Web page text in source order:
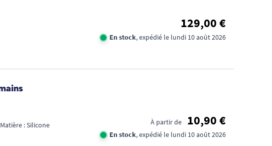
129,00 €
En stock, expédié le lundi 10 août 2026
Matière : Silicone À partir de 10,90 €
En stock, expédié le lundi 10 août 2026